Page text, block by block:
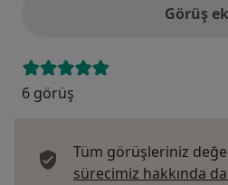
Görüş
6 görüş
Tüm görüşleriniz
sürecimiz hakkında